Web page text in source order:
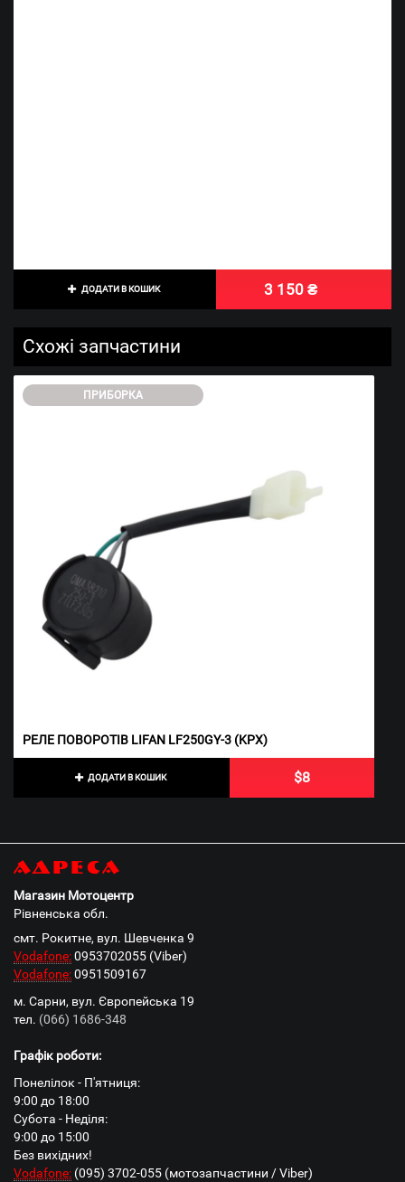
3 150 ₴
ДОДАТИ В КОШИК
Схожі запчастини
ПРИБОРКА
РЕЛЕ ПОВОРОТІВ LIFAN LF250GY-3 (KPX)
ДОДАТИ В КОШИК $8
Адреса
Магазин Мотоцентр
Рівненська обл.
смт. Рокитне, вул. Шевченка 9
Vodafone:0953702055 (Viber)
Vodafone:0951509167
м. Сарни, вул. Європейська 19
тел. (066) 1686-348
Графік роботи:
Понелілок - П'ятниця:
9:00 до 18:00
Субота - Неділя:
9:00 до 15:00
Без вихідних!
Vodafone: (095) 3702-055 (мотозапчастини / Viber)